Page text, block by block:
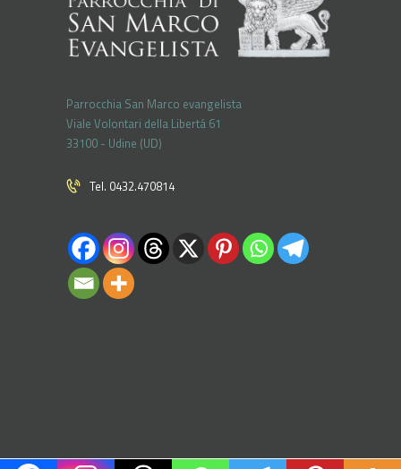
Parrocchia San Marco evangelista
Viale Volontari della Libertá 61
33100 - Udine (UD)
Tel. 0432.470814